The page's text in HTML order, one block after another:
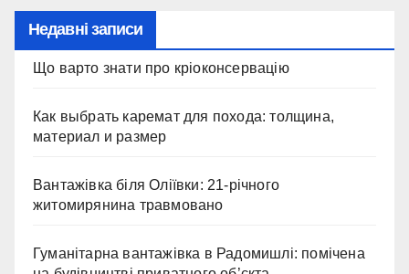
Недавні записи
Що варто знати про кріоконсервацію
Как выбрать каремат для похода: толщина,
материал и размер
Вантажівка біля Оліївки: 21-річного
житомирянина травмовано
Гуманітарна вантажівка в Радомишлі: помічена